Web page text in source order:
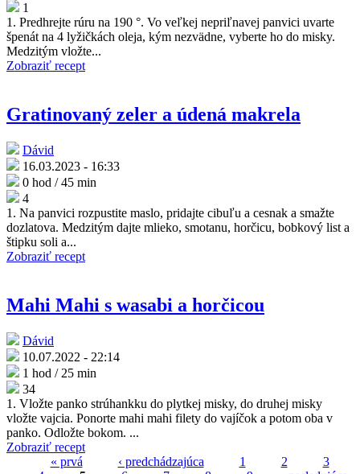
1
1. Predhrejte rúru na 190 °. Vo veľkej nepriľnavej panvici uvarte
špenát na 4 lyžičkách oleja, kým nezvädne, vyberte ho do misky.
Medzitým vložte...
Zobraziť recept
Gratinovaný zeler a údená makrela
Dávid
16.03.2023 - 16:33
0 hod / 45 min
4
1. Na panvici rozpustite maslo, pridajte cibuľu a cesnak a smažte
dozlatova. Medzitým dajte mlieko, smotanu, horčicu, bobkový list a
štipku soli a...
Zobraziť recept
Mahi Mahi s wasabi a horčicou
Dávid
10.07.2022 - 22:14
1 hod / 25 min
34
1. Vložte panko strúhankku do plytkej misky, do druhej misky
vložte vajcia. Ponorte mahi mahi filety do vajíčok a potom oba v
panko. Odložte bokom. ...
Zobraziť recept
« prvá ‹ predchádzajúca 1 2
3